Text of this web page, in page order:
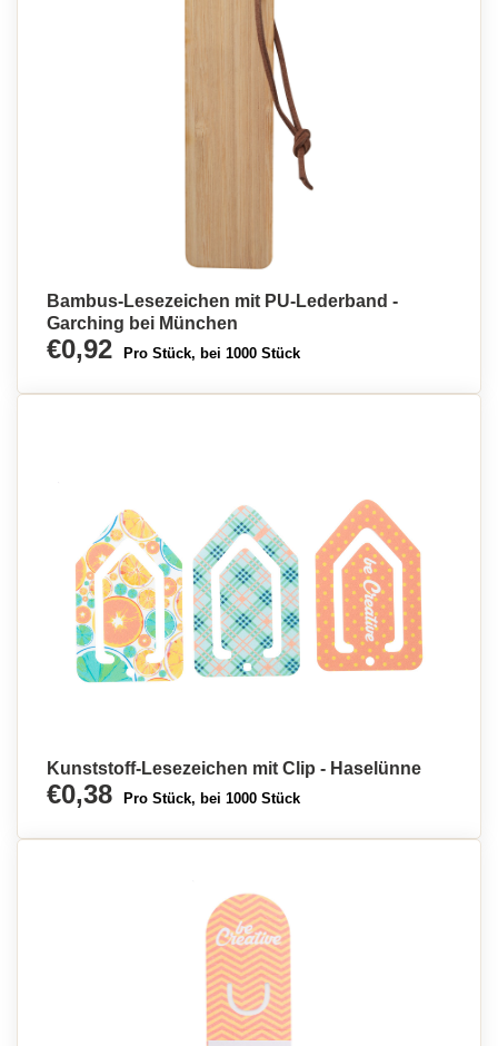
Bambus-Lesezeichen mit PU-Lederband -
Garching bei München
€0,92 Pro Stück, bei 1000 Stück
Kunststoff-Lesezeichen mit Clip - Haselünne
€0,38 Pro Stück, bei 1000 Stück